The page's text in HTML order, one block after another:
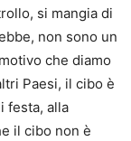
si mangia di
non sono un
che diamo
Paesi, il cibo è
festa, alla
il cibo non è